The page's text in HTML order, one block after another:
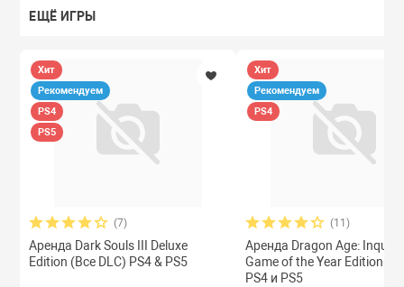
ЕЩЁ ИГРЫ
Хит
Рекомендуем
PS4
PS5
(7)
Аренда Dark Souls III Deluxe
Edition (Все DLC) PS4 & PS5
Хит
Рекомендуем
PS4
(11)
Аренда Dragon Age:
Game of the Year Edition
PS4 и PS5